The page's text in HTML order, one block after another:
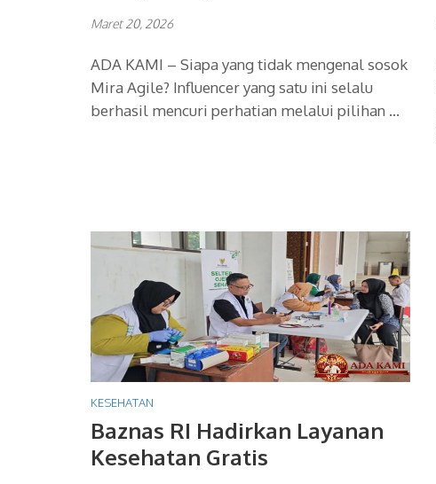
Maret 20, 2026
ADA KAMI – Siapa yang tidak mengenal sosok
Mira Agile? Influencer yang satu ini selalu
berhasil mencuri perhatian melalui pilihan …
KESEHATAN
Baznas RI Hadirkan Layanan
Kesehatan Gratis